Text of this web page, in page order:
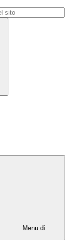
Menu di